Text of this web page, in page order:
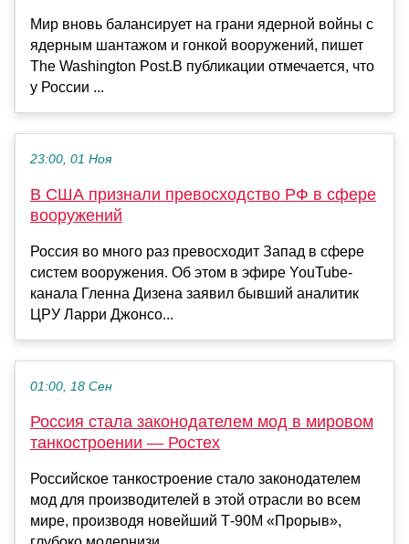
Мир вновь балансирует на грани ядерной войны с
ядерным шантажом и гонкой вооружений, пишет
The Washington Post.В публикации отмечается, что
у России ...
23:00, 01 Ноя
В США признали превосходство РФ в сфере
вооружений
Россия во много раз превосходит Запад в сфере
систем вооружения. Об этом в эфире YouTube-
канала Гленна Дизена заявил бывший аналитик
ЦРУ Ларри Джонсо...
01:00, 18 Сен
Россия стала законодателем мод в мировом
танкостроении — Ростех
Российское танкостроение стало законодателем
мод для производителей в этой отрасли во всем
мире, производя новейший Т-90М «Прорыв»,